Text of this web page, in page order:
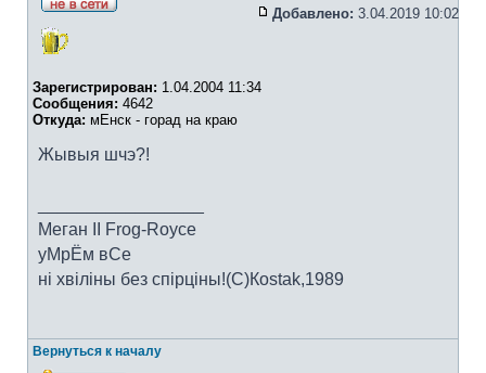
Добавлено: 3.04.2019 10:02
Зарегистрирован: 1.04.2004 11:34
Сообщения: 4642
Откуда: мЕнск - горад на краю
Жывыя шчэ?!
Меган II Frog-Royce
уМрЁм вСе
ні хвіліны без спірціны!(C)Коstak,1989
Вернуться к началу